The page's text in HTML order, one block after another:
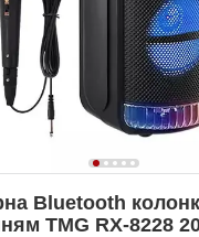
Bluetooth
TMG RX-8228